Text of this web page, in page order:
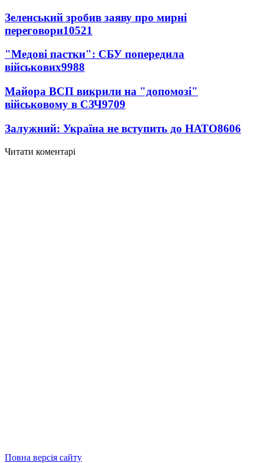
Зеленський зробив заяву про мирні
переговори10521
"Медові пастки": СБУ попередила
військових9988
Майора ВСП викрили на "допомозі"
військовому в СЗЧ9709
Залужний: Україна не вступить до НАТО8606
Читати коментарі
Повна версія сайту